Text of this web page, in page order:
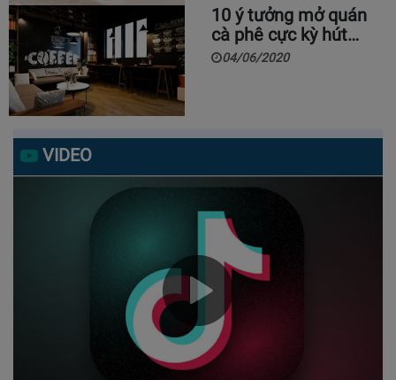
10 ý tưởng mở quán
cà phê cực kỳ hút…
04/06/2020
VIDEO